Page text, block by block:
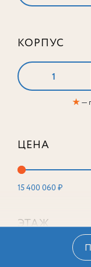
КОРПУС
1
★—
ЦЕНА
15 400 060 ₽
ЭТАЖ